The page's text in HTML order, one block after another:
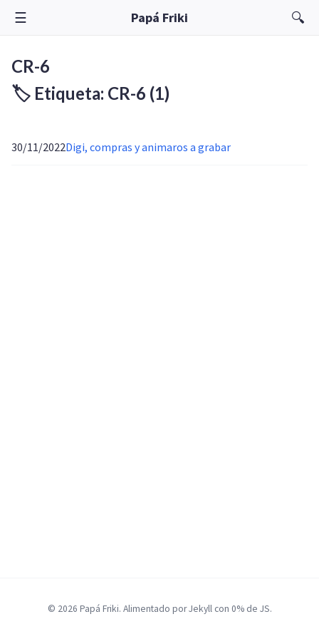
☰ Papá Friki 🔍
CR-6
🏷️ Etiqueta: CR-6 (1)
30/11/2022Digi, compras y animaros a grabar
© 2026 Papá Friki. Alimentado por Jekyll con 0% de JS.